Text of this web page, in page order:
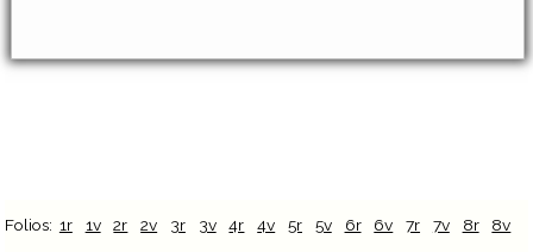
Folios: 1r 1v 2r 2v 3r 3v 4r 4v 5r 5v 6r 6v 7r 7v 8r 8v